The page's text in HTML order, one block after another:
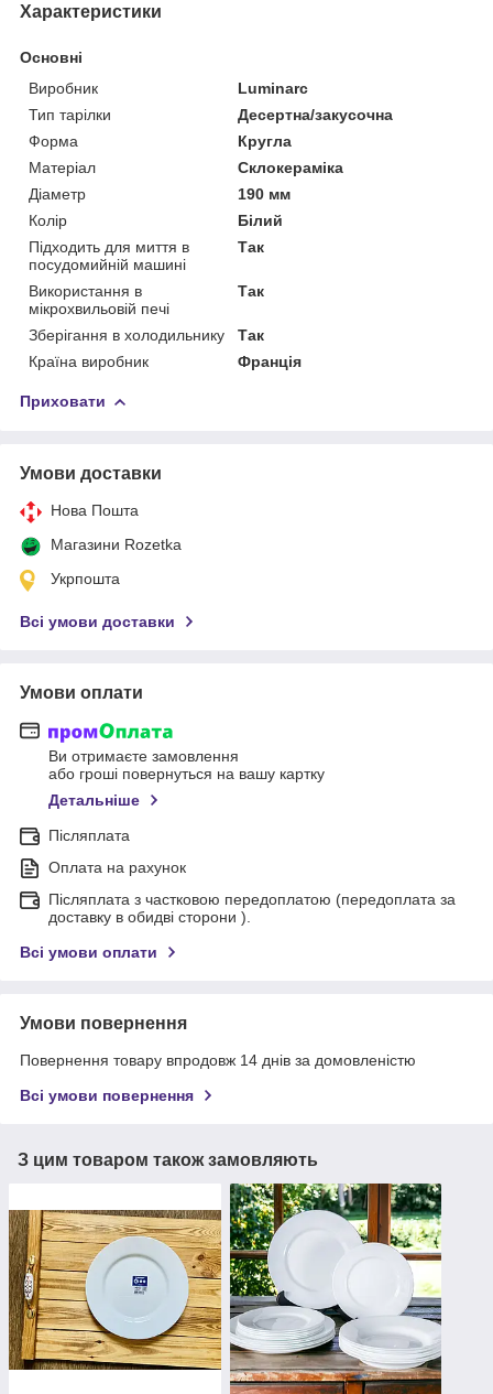
Характеристики
Основні
Виробник
Luminarc
Тип тарілки
Десертна/закусочна
Форма
Кругла
Матеріал
Склокераміка
Діаметр
190 мм
Колір
Білий
Підходить для миття в
посудомийній машині
Так
Використання в
мікрохвильовій печі
Так
Зберігання в холодильнику
Так
Країна виробник
Франція
Приховати
Умови доставки
Нова Пошта
Магазини Rozetka
Укрпошта
Всі умови доставки
Умови оплати
Ви отримаєте замовлення
або гроші повернуться на вашу картку
Детальніше
Післяплата
Оплата на рахунок
Післяплата з частковою передоплатою (передоплата за
доставку в обидві сторони ).
Всі умови оплати
Умови повернення
Повернення товару впродовж 14 днів за домовленістю
Всі умови повернення
З цим товаром також замовляють